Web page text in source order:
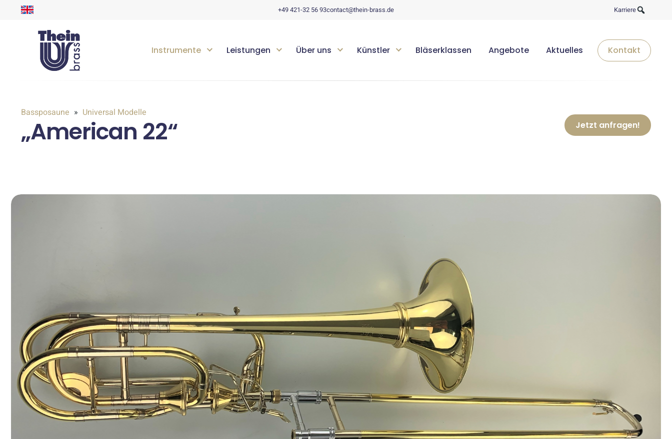
+49 421-32 56 93contact@thein-brass.de Karriere
Instrumente Leistungen Über uns Künstler Bläserklassen Angebote Aktuelles Kontakt
Bassposaune Universal Modelle
„American 22“ Jetzt anfragen!